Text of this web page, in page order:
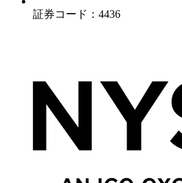
証券コード：4436